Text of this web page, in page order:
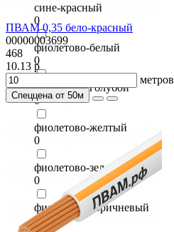
сине-красный
0
фиолетово-белый
0
фиолетово-голубой
0
фиолетово-желтый
0
фиолетово-зеленый
0
фиолетово-коричневый
0
ПВАМ 0,35 бело-красный
00000003699
468
10.13 р
метров
Спеццена от 50м